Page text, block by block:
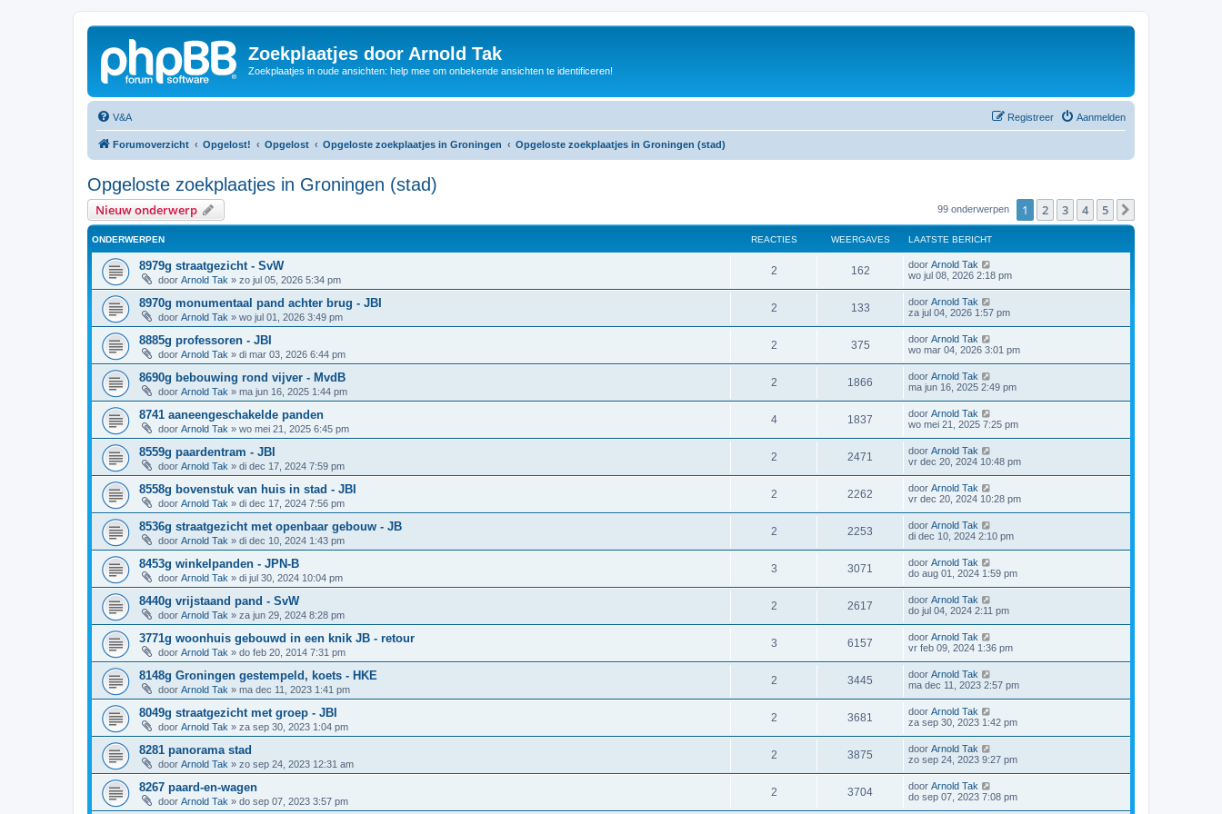
Zoekplaatjes door Arnold Tak
Zoekplaatjes in oude ansichten: help mee om onbekende ansichten te identificeren!
V&A Aanmelden
Registreer
Forumoverzicht Opgelost! Opgelost Opgeloste zoekplaatjes in Groningen Opgeloste zoekplaatjes in Groningen (stad)
Opgeloste zoekplaatjes in Groningen (stad)
Nieuw onderwerp 99 onderwerpen 1 2 3 4 5
ONDERWERPEN REACTIES WEERGAVES LAATSTE BERICHT
8979g straatgezicht - SvW
door Arnold Tak » zo jul 05, 2026 5:34 pm
2 162 door Arnold Tak
wo jul 08, 2026 2:18 pm
8970g monumentaal pand achter brug - JBI
door Arnold Tak » wo jul 01, 2026 3:49 pm
2 133 door Arnold Tak
za jul 04, 2026 1:57 pm
8885g professoren - JBI
door Arnold Tak » di mar 03, 2026 6:44 pm
2 375 door Arnold Tak
wo mar 04, 2026 3:01 pm
8690g bebouwing rond vijver - MvdB
door Arnold Tak » ma jun 16, 2025 1:44 pm
2 1866 door Arnold Tak
ma jun 16, 2025 2:49 pm
8741 aaneengeschakelde panden
door Arnold Tak » wo mei 21, 2025 6:45 pm
4 1837 door Arnold Tak
wo mei 21, 2025 7:25 pm
8559g paardentram - JBI
door Arnold Tak » di dec 17, 2024 7:59 pm
2 2471 door Arnold Tak
vr dec 20, 2024 10:48 pm
8558g bovenstuk van huis in stad - JBI
door Arnold Tak » di dec 17, 2024 7:56 pm
2 2262 door Arnold Tak
vr dec 20, 2024 10:28 pm
8536g straatgezicht met openbaar gebouw - JB
door Arnold Tak » di dec 10, 2024 1:43 pm
2 2253 door Arnold Tak
di dec 10, 2024 2:10 pm
8453g winkelpanden - JPN-B
door Arnold Tak » di jul 30, 2024 10:04 pm
3 3071 door Arnold Tak
do aug 01, 2024 1:59 pm
8440g vrijstaand pand - SvW
door Arnold Tak » za jun 29, 2024 8:28 pm
2 2617 door Arnold Tak
do jul 04, 2024 2:11 pm
3771g woonhuis gebouwd in een knik JB - retour
door Arnold Tak » do feb 20, 2014 7:31 pm
3 6157 door Arnold Tak
vr feb 09, 2024 1:36 pm
8148g Groningen gestempeld, koets - HKE
door Arnold Tak » ma dec 11, 2023 1:41 pm
2 3445 door Arnold Tak
ma dec 11, 2023 2:57 pm
8049g straatgezicht met groep - JBI
door Arnold Tak » za sep 30, 2023 1:04 pm
2 3681 door Arnold Tak
za sep 30, 2023 1:42 pm
8281 panorama stad
door Arnold Tak » zo sep 24, 2023 12:31 am
2 3875 door Arnold Tak
zo sep 24, 2023 9:27 pm
8267 paard-en-wagen
door Arnold Tak » do sep 07, 2023 3:57 pm
2 3704 door Arnold Tak
do sep 07, 2023 7:08 pm